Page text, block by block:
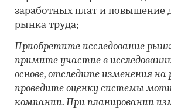
заработных плат и повышение
рынка труда;
Приобретите исследование
примите участие в
основе, отследите изменения на
проведите оценку системы
компании. При планировании